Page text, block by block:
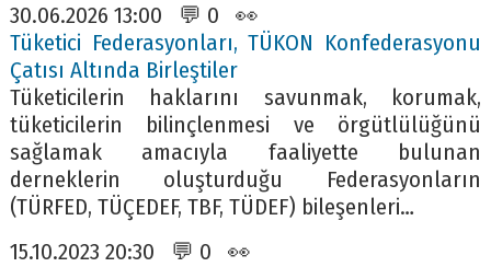
30.06.2026 13:00 💬 0 👀
Tüketici Federasyonları, TÜKON Konfederasyonu
Çatısı Altında Birleştiler
Tüketicilerin haklarını savunmak, korumak,
tüketicilerin bilinçlenmesi ve örgütlülüğünü
sağlamak amacıyla faaliyette bulunan
derneklerin oluşturduğu Federasyonların
(TÜRFED, TÜÇEDEF, TBF, TÜDEF) bileşenleri…
15.10.2023 20:30 💬 0 👀